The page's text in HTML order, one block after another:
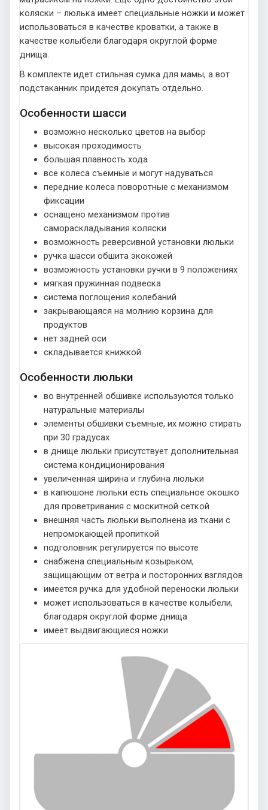
коляски – люлька имеет специальные ножки и может
использоваться в качестве кроватки, а также в
качестве колыбели благодаря округлой форме
днища.
В комплекте идет стильная сумка для мамы, а вот
подстаканник придется докупать отдельно.
Особенности шасси
возможно несколько цветов на выбор
высокая проходимость
большая плавность хода
все колеса съемные и могут надуваться
передние колеса поворотные с механизмом
фиксации
оснащено механизмом против
самораскладывания коляски
возможность реверсивной установки люльки
ручка шасси обшита экокожей
возможность установки ручки в 9 положениях
мягкая пружинная подвеска
система поглощения колебаний
закрывающаяся на молнию корзина для
продуктов
нет задней оси
складывается книжкой
Особенности люльки
во внутренней обшивке используются только
натуральные материалы
элементы обшивки съемные, их можно стирать
при 30 градусах
в днище люльки присутствует дополнительная
система кондиционирования
увеличенная ширина и глубина люльки
в капюшоне люльки есть специальное окошко
для проветривания с москитной сеткой
внешняя часть люльки выполнена из ткани с
непромокающей пропиткой
подголовник регулируется по высоте
снабжена специальным козырьком,
защищающим от ветра и посторонних взглядов
имеется ручка для удобной переноски люльки
может использоваться в качестве колыбели,
благодаря округлой форме днища
имеет выдвигающиеся ножки